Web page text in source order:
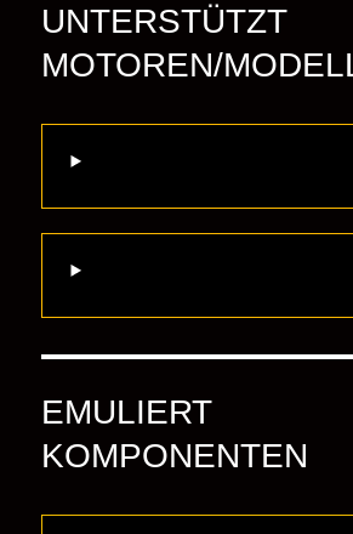
UNTERSTÜTZT
MOTOREN/
EMULIERT
KOMPONENTEN